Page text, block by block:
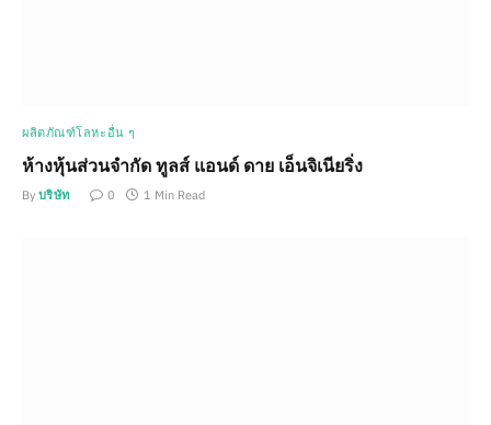
ผลิตภัณฑ์โลหะอื่น ๆ
ห้างหุ้นส่วนจำกัด ทูลส์ แอนด์ ดาย เอ็นจิเนียริ่ง
By บริษัท 0 1 Min Read